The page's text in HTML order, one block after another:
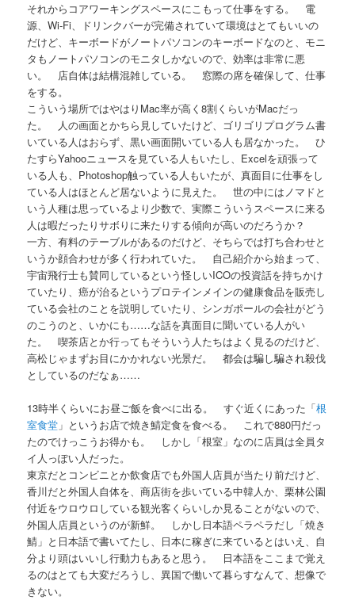
それからコアワーキングスペースにこもって仕事をする。 電
源、Wi-Fi、ドリンクバーが完備されていて環境はとてもいいの
だけど、キーボードがノートパソコンのキーボードなのと、モニ
タもノートパソコンのモニタしかないので、効率は非常に悪
い。 店自体は結構混雑している。 窓際の席を確保して、仕事
をする。
こういう場所ではやはりMac率が高く8割くらいがMacだっ
た。 人の画面とかちら見していたけど、ゴリゴリプログラム書
いている人はおらず、黒い画面開いている人も居なかった。 ひ
たすらYahooニュースを見ている人もいたし、Excelを頑張って
いる人も、Photoshop触っている人もいたが、真面目に仕事をし
ている人はほとんど居ないように見えた。 世の中にはノマドと
いう人種は思っているより少数で、実際こういうスペースに来る
人は暇だったりサボりに来たりする傾向が高いのだろうか？
一方、有料のテーブルがあるのだけど、そちらでは打ち合わせと
いうか顔合わせが多く行われていた。 自己紹介から始まって、
宇宙飛行士も賛同しているという怪しいICOの投資話を持ちかけ
ていたり、癌が治るというプロテインメインの健康食品を販売し
ている会社のことを説明していたり、シンガポールの会社がどう
のこうのと、いかにも……な話を真面目に聞いている人がい
た。 喫茶店とか行ってもそういう人たちはよく見るのだけど、
高松じゃまずお目にかかれない光景だ。 都会は騙し騙され殺伐
としているのだなぁ……
13時半くらいにお昼ご飯を食べに出る。 すぐ近くにあった「根
室食堂 」というお店で焼き鯖定食を食べる。 これで880円だっ
たのでけっこうお得かも。 しかし「根室」なのに店員は全員タ
イ人っぽい人だった。
東京だとコンビニとか飲食店でも外国人店員が当たり前だけど、
香川だと外国人自体を、商店街を歩いている中韓人か、栗林公園
付近をウロウロしている観光客くらいしか見ることがないので、
外国人店員というのが新鮮。 しかし日本語ペラペラだし「焼き
鯖」と日本語で書いてたし、日本に稼ぎに来ているとはいえ、自
分より頭はいいし行動力もあると思う。 日本語をここまで覚え
るのはとても大変だろうし、異国で働いて暮らすなんて、想像で
きない。